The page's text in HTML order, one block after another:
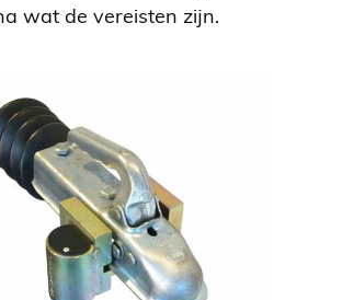
wat de vereisten zijn.